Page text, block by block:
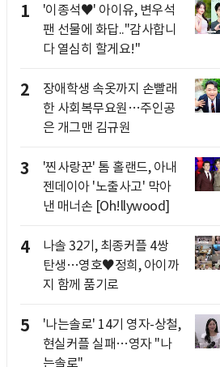
1
'이종석♥' 아이유, 변우석
팬 선물에 화답.."감사합니
다 열심히 할게요!"
2
장애학생 속옷까지 손빨래
한 사회복무요원…주인공
은 개그맨 김규원
3
'찐사랑꾼' 톰 홀랜드, 아내
젠데이아 '노출사고' 막아
낸 매너손 [Oh!llywood]
4
나솔 32기, 최종커플 4쌍
탄생…영호♥정희, 아이까
지 함께 품기로
5
'나는솔로' 14기 영자-상철,
현실커플 실패…영자 "나
는솔로"